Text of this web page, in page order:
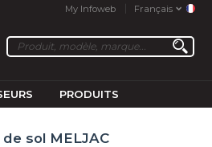
My Infoweb Français
PRODUITS
sol MELJAC